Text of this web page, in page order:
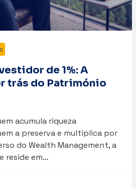
de 1%: A
trás do Património
acumula riqueza
a preserva e multiplica por
do Wealth Management, a
reside em…